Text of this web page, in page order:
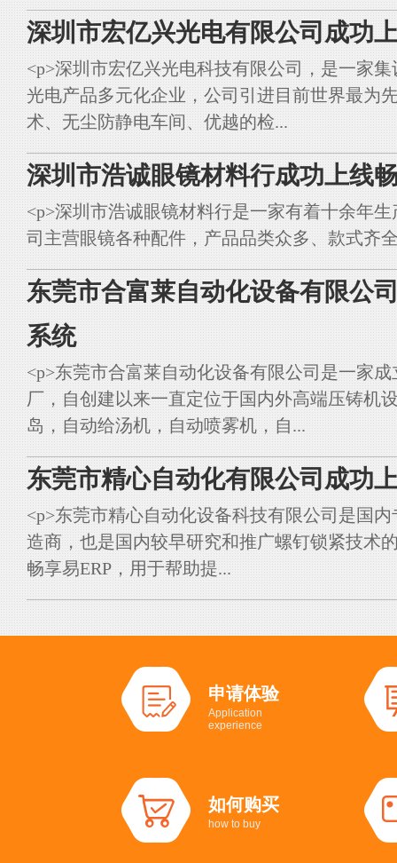
深圳市宏亿兴光电有限公司成功
<p>深圳市宏亿兴光电科技有限公司，是一家
光电产品多元化企业，公司引进目前世界最为
术、无尘防静电车间、优越的检...
深圳市浩诚眼镜材料行成功上线
<p>深圳市浩诚眼镜材料行是一家有着十余年
司主营眼镜各种配件，产品品类众多、款式齐
东莞市合富莱自动化设备有限公
系统
<p>东莞市合富莱自动化设备有限公司是一家
厂，自创建以来一直定位于国内外高端压铸机
岛，自动给汤机，自动喷雾机，自...
东莞市精心自动化有限公司成功
<p>东莞市精心自动化设备科技有限公司是国
造商，也是国内较早研究和推广螺钉锁紧技术
畅享易ERP，用于帮助提...
申请体验
Application
experience
如何购买
how to buy